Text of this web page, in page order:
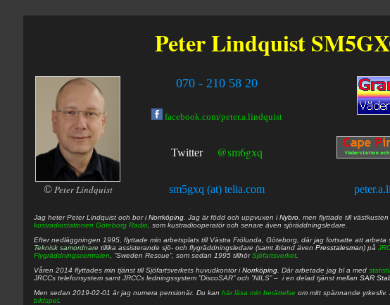
Peter Lindquist
© Peter Lindquist
070 - 210 58 20
facebook.com/peter.a.lindquist
Twitter @sm6gxq
sm5gxq (at) telia.com
Jag heterPeter Lindquist och bor iNorrköping . Jag är född och uppvuxen iNybro , men flyttade till
kustradiostationen Göteborg Radio , som kustradiooperatör och senare även sjöräddningsledare.
Efter nedläggningen 1995, flyttade min arbetsplats till Västra Frölunda, Göteborg, där jag fortsatte att arbeta
Teknisk samordnare tillika assisterande sjö- och flygräddningsledare (samt ibland även Presstalesman) på
Flygräddningscentralen , ”Sweden Rescue”, som sedan 1995 tillhörSjöfartsverket
Våren 2014 flyttades min tjänst till Sjöfartsverkets huvudkontor iNorrköping . Där arbetade jag bl a med
JRCCs telefonsystem samt JRCCs ledningssystem ”DiscoSAR” och ”NILS” – i en delad tjänst mellan SAR
Men sedan 2019-02-01 är jag numera pensionär. Du kan här läsa min berättelse om mitt spännande
bildspel.